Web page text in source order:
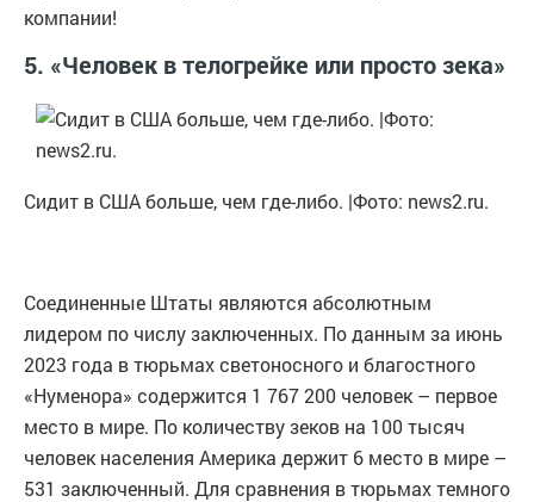
компании!
5. «Человек в телогрейке или просто зека»
Сидит в США больше, чем где-либо. |Фото: news2.ru.
Соединенные Штаты являются абсолютным
лидером по числу заключенных. По данным за июнь
2023 года в тюрьмах светоносного и благостного
«Нуменора» содержится 1 767 200 человек – первое
место в мире. По количеству зеков на 100 тысяч
человек населения Америка держит 6 место в мире –
531 заключенный. Для сравнения в тюрьмах темного